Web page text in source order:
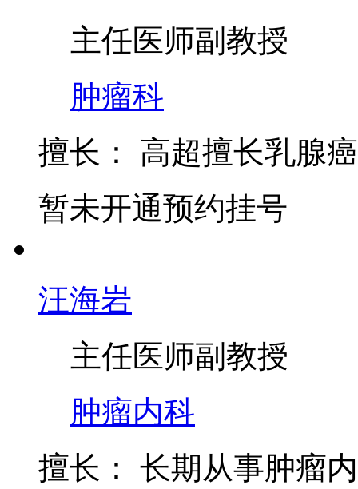
高超,高向...
主任医师
肿瘤科
擅长：高超擅长乳腺
汪海岩
主任医师
肿瘤内科